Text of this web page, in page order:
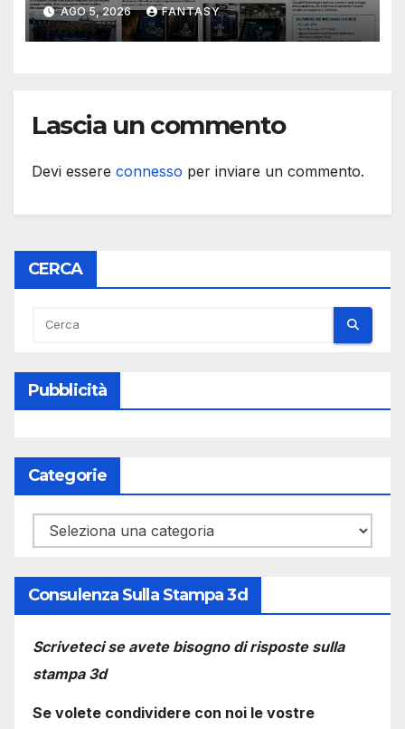
AGO 5, 2026 FANTASY
Lascia un commento
Devi essere connesso per inviare un commento.
CERCA
Pubblicità
Categorie
Categorie
Consulenza Sulla Stampa 3d
Scriveteci se avete bisogno di risposte sulla
stampa 3d
Se volete condividere con noi le vostre